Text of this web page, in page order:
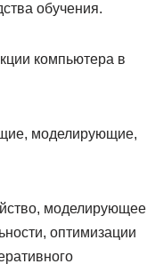
обучения.
компьютера в
моделирующие,
моделирующее
оптимизации